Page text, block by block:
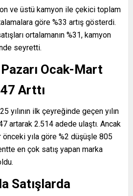
ve üstü kamyon ile çekici toplam
göre %33 artış gösterdi.
ortalamanın %31, kamyon
seyretti.
Ocak-Mart
Arttı
yılının ilk çeyreğinde geçen yılın
artarak 2.514 adede ulaştı. Ancak
önceki yıla göre %2 düşüşle 805
en çok satış yapan marka
Satışlarda